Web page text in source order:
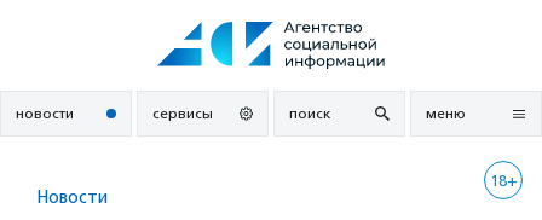
новости сервисы поиск меню
18+
Новости